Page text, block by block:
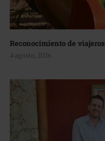
Reconocimiento de viajeros
4 agosto, 2026